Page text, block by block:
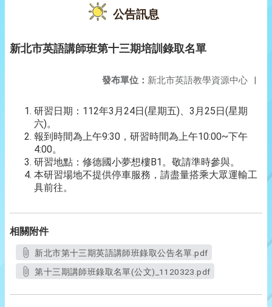
公告訊息
新北市英語講師班第十三期培訓錄取名單
發布單位： 新北市英語教學資源中心 |
研習日期：112年3月24日(星期五)、3月25日(星期
六)。
報到時間為上午9:30，研習時間為上午10:00~下午
4:00。
研習地點：修德國小夢想樓B1。敬請準時參與。
本研習場地不提供停車服務，請盡量搭乘大眾運輸工
具前往。
相關附件
新北市第十三期英語講師班錄取公告名單.pdf
第十三期講師班錄取名單(公文)_1120323.pdf